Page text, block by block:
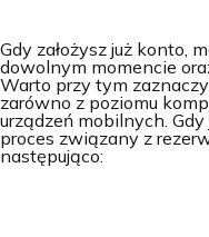
Gdy założysz już konto,
dowolnym momencie
Warto przy tym
zarówno z poziomu
urządzeń mobilnych.
proces związany z
następująco: